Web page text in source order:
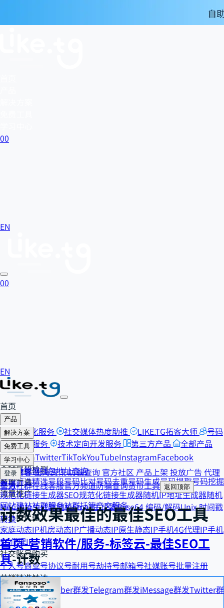
00
EN
00
EN
首页
产品
SEO优化服务 社交媒体热度助推 LIKE.TG拓客大师
号码
检测筛选服务
技术定向开发服务 第三方产品 全部产品
解决方案
自助刷粉
TelegramTwitterTikTokYouTubeInstagramFacebook
全球号段检测
号段筛选精选号段号码比对号码去重号码生成号码提取号码挖掘
流量推广
网站建站站群服务站群托管产文服务
海外IP代理
家庭动态IP机房动态IP广播动态IP原生静态IP手机4G代理IP手机
5G代理IP
社交账号购买
个人号商业号协议号耐用号劫持号邮箱号社媒账号批量注册
营销精准触达
WhatsApp群发 Viber群发Telegram群发iMessage群发Twitter群
发双向短信群发
免费工具
货币工具
汇率计算器钱包地址查询
效率工具
规范化链接生成器SEO规范化链接生成器随机IP地址生成器随机
MAC地址生成器随机Email生成器Base64 编码/解码Unix 时间戳
转换
学习中心
精选博客出海资讯防骗查询 官方社区 产品上架 投放广告 代理
申请
登录
官方社群在线客服官方频道防骗查询货币工具 返回顶部
计数效果最佳的最佳SEO工具
首页-营销软件/服务-标签云-最佳SEO工
具-计数